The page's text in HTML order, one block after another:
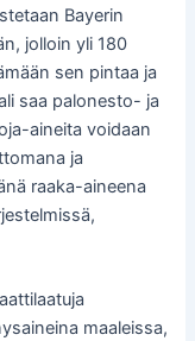
Bayerin
jolloin yli 180
sen pintaa ja
saa palonesto- ja
aineita voidaan
ja
raaka-aineena
maaleissa,